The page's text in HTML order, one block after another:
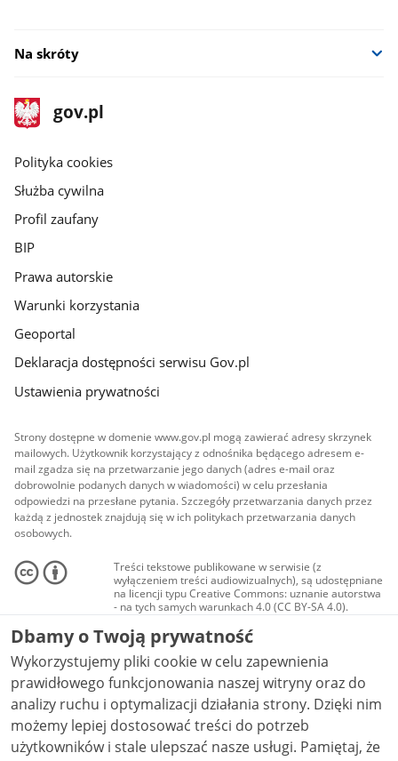
Na skróty
stopka
gov.pl
Strona
gov.pl
gov.pl
Polityka cookies
Służba cywilna
Profil zaufany
BIP
Prawa autorskie
Warunki korzystania
Geoportal
Deklaracja dostępności serwisu Gov.pl
Ustawienia prywatności
Strony dostępne w domenie www.gov.pl mogą zawierać adresy skrzynek
mailowych. Użytkownik korzystający z odnośnika będącego adresem e-
mail zgadza się na przetwarzanie jego danych (adres e-mail oraz
dobrowolnie podanych danych w wiadomości) w celu przesłania
odpowiedzi na przesłane pytania. Szczegóły przetwarzania danych przez
każdą z jednostek znajdują się w ich politykach przetwarzania danych
osobowych.
Treści tekstowe publikowane w serwisie (z
wyłączeniem treści audiowizualnych), są udostępniane
na licencji typu Creative Commons: uznanie autorstwa
- na tych samych warunkach 4.0 (CC BY-SA 4.0).
Materiały audiowizualne, w tym zdjęcia, materiały
audio i wideo, są udostępniane na licencji typu
Creative Commons: uznanie autorstwa użycie
niekomercyjne - bez utworów zależnych 4.0 (CC BY-
NC-ND 4.0), o ile nie jest to stwierdzone inaczej.
Dbamy o Twoją prywatność
Wykorzystujemy pliki cookie w celu zapewnienia
prawidłowego funkcjonowania naszej witryny oraz do
analizy ruchu i optymalizacji działania strony. Dzięki nim
możemy lepiej dostosować treści do potrzeb
użytkowników i stale ulepszać nasze usługi. Pamiętaj, że